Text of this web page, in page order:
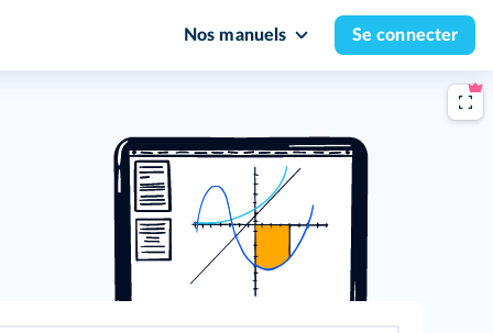
Nos manuels Se connecter